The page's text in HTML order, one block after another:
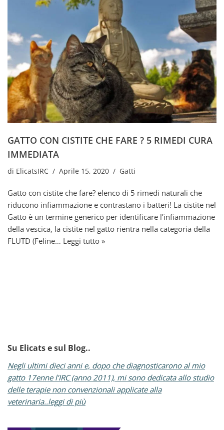
GATTO CON CISTITE CHE FARE ? 5 RIMEDI CURA
IMMEDIATA
di ElicatsIRC Aprile 15, 2020 Gatti
Gatto con cistite che fare? elenco di 5 rimedi naturali che
riducono infiammazione e contrastano i batteri! La cistite nel
Gatto è un termine generico per identificare l’infiammazione
della vescica, la cistite nel gatto rientra nella categoria della
FLUTD (Feline… Leggi tutto »
Su Elicats e sul Blog..
Negli ultimi dieci anni e, dopo che diagnosticarono al mio
gatto 17enne l’IRC (anno 2011), mi sono dedicata allo studio
delle terapie non convenzionali applicate alla
veterinaria..leggi di più